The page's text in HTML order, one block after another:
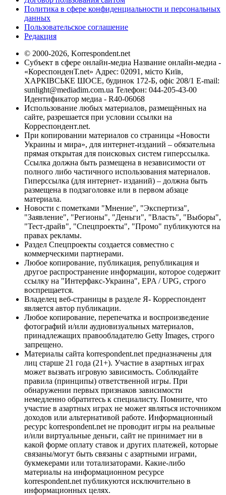
Политика в сфере конфиденциальности и персональных
данных
Пользовательское соглашение
Редакция
© 2000-2026, Korrespondent.net
Субъект в сфере онлайн-медиа Название онлайн-медиа -
«КореспонденТ.net» Адрес: 02091, місто Київ,
ХАРКІВСЬКЕ ШОСЕ, будинок 172-Б, офіс 208/1 E-mail:
sunlight@mediadim.com.ua Телефон: 044-205-43-00
Идентификатор медиа - R40-06068
Использование любых материалов, размещённых на
сайте, разрешается при условии ссылки на
Корреспондент.net.
При копировании материалов со страницы «Новости
Украины и мира», для интернет-изданий – обязательна
прямая открытая для поисковых систем гиперссылка.
Ссылка должна быть размещена в независимости от
полного либо частичного использования материалов.
Гиперссылка (для интернет- изданий) – должна быть
размещена в подзаголовке или в первом абзаце
материала.
Новости с пометками "Мнение", "Экспертиза",
"Заявление", "Регионы", "Деньги", "Власть", "Выборы",
"Тест-драйв", "Спецпроекты", "Промо" публикуются на
правах рекламы.
Раздел Спецпроекты создается совместно с
коммерческими партнерами.
Любое копирование, публикация, републикация и
другое распространение информации, которое содержит
ссылку на "Интерфакс-Украина", EPA / UPG, строго
воспрещается.
Владелец веб-страницы в разделе Я- Корреспондент
является автор публикации.
Любое копирование, перепечатка и воспроизведение
фотографий и/или аудиовизуальных материалов,
принадлежащих правообладателю Getty Images, строго
запрещено.
Материалы сайта korrespondent.net предназначены для
лиц старше 21 года (21+). Участие в азартных играх
может вызвать игровую зависимость. Соблюдайте
правила (принципы) ответственной игры. При
обнаружении первых признаков зависимости
немедленно обратитесь к специалисту. Помните, что
участие в азартных играх не может являться источником
доходов или альтернативой работе. Информационный
ресурс korrespondent.net не проводит игры на реальные
и/или виртуальные деньги, сайт не принимает ни в
какой форме оплату ставок и других платежей, которые
связаны/могут быть связаны с азартными играми,
букмекерами или тотализаторами. Какие-либо
материалы на информационном ресурсе
korrespondent.net публикуются исключительно в
информационных целях.